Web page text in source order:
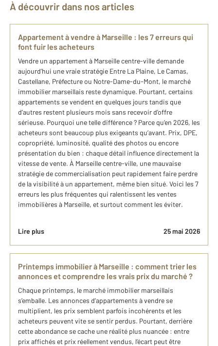
À découvrir dans nos articles
Appartement à vendre à Marseille : les 7 erreurs qui
font fuir les acheteurs
Vendre un appartement à Marseille centre-ville demande
aujourd’hui une vraie stratégie Entre La Plaine, Le Camas,
Castellane, Préfecture ou Notre-Dame-du-Mont, le marché
immobilier marseillais reste dynamique. Pourtant, certains
appartements se vendent en quelques jours tandis que
d’autres restent plusieurs mois sans recevoir d’offre
sérieuse. Pourquoi une telle différence ? Parce qu’en 2026, les
acheteurs sont beaucoup plus exigeants qu’avant. Prix, DPE,
copropriété, luminosité, qualité des photos ou encore
présentation du bien : chaque détail influence directement la
vitesse de vente. À Marseille centre-ville, une mauvaise
stratégie de commercialisation peut rapidement faire perdre
de la visibilité à un appartement, même bien situé. Voici les 7
erreurs les plus fréquentes qui ralentissent les ventes
immobilières à Marseille, et surtout comment les éviter.
Lire plus 25 mai 2026
Printemps immobilier à Marseille : comment trier les
annonces et comprendre les vrais prix du marché ?
Chaque printemps, le marché immobilier marseillais
s’emballe. Les annonces d’appartements à vendre se
multiplient, les prix semblent parfois incohérents et les
acheteurs peuvent vite se sentir perdus. Pourtant, derrière
cette abondance se cache une réalité plus nuancée : entre
prix affichés et prix réellement vendus, l’écart peut être